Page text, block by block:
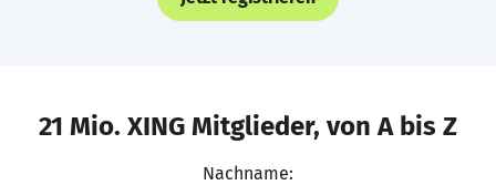
21 Mio. XING Mitglieder, von A bis Z
Nachname: